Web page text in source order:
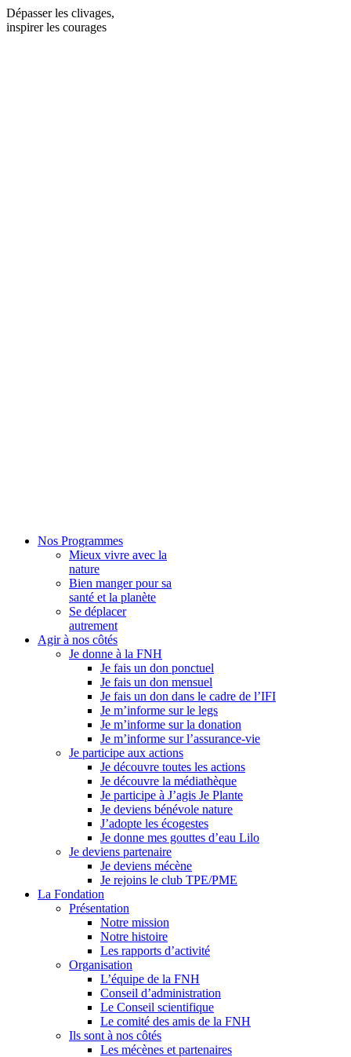
Dépasser les clivages,
inspirer les courages
Nos Programmes
Mieux vivre avec la
nature
Bien manger pour sa
santé et la planète
Se déplacer
autrement
Agir à nos côtés
Je donne à la FNH
Je fais un don ponctuel
Je fais un don mensuel
Je fais un don dans le cadre de l’IFI
Je m’informe sur le legs
Je m’informe sur la donation
Je m’informe sur l’assurance-vie
Je participe aux actions
Je découvre toutes les actions
Je découvre la médiathèque
Je participe à J’agis Je Plante
Je deviens bénévole nature
J’adopte les écogestes
Je donne mes gouttes d’eau Lilo
Je deviens partenaire
Je deviens mécène
Je rejoins le club TPE/PME
La Fondation
Présentation
Notre mission
Notre histoire
Les rapports d’activité
Organisation
L’équipe de la FNH
Conseil d’administration
Le Conseil scientifique
Le comité des amis de la FNH
Ils sont à nos côtés
Les mécènes et partenaires